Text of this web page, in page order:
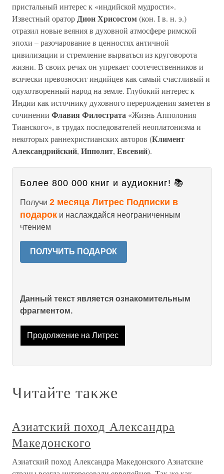
пристальный интерес к «индийской мудрости».
Известный ораторДион Хрисостом(кон. I в. н. э.)
отразил новые веяния в духовной атмосфере римской
эпохи – разочарование в ценностях античной
цивилизации и стремление вырваться из круговорота
жизни. В своих речах он упрекает соотечественников и
всячески превозносит индийцев как самый счастливый и
одухотворенный народ на земле. Глубокий интерес к
Индии как источнику духовного перерождения заметен в
сочинении Флавия Филострата «Жизнь Апполония
Тианского», в трудах последователей неоплатонизма и
некоторых раннехристианских авторов (Климент
Александрийский, Ипполит, Евсевий).
Более 800 000 книг и аудиокниг! 📚
Получи 2 месяца Литрес Подписки в
подарок и наслаждайся неограниченным
чтением
ПОЛУЧИТЬ ПОДАРОК
Данный текст является ознакомительным
фрагментом.
Продолжение на Литрес
Читайте также
Азиатский поход Александра
Македонского
Азиатский поход Александра Македонского Азиатские